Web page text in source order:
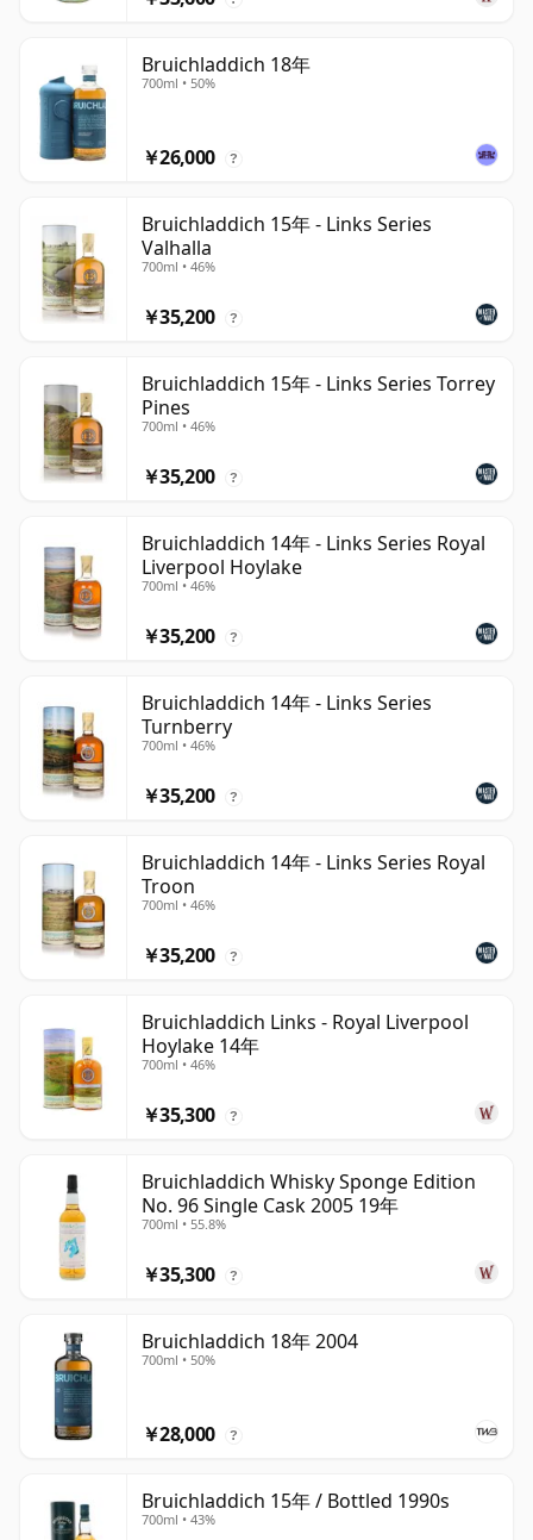
Bruichladdich 18年
700ml • 50%
￥26,000 ?
Bruichladdich 15年 - Links Series
Valhalla
700ml • 46%
￥35,200 ?
Bruichladdich 15年 - Links Series Torrey
Pines
700ml • 46%
￥35,200 ?
Bruichladdich 14年 - Links Series Royal
Liverpool Hoylake
700ml • 46%
￥35,200 ?
Bruichladdich 14年 - Links Series
Turnberry
700ml • 46%
￥35,200 ?
Bruichladdich 14年 - Links Series Royal
Troon
700ml • 46%
￥35,200 ?
Bruichladdich Links - Royal Liverpool
Hoylake 14年
700ml • 46%
￥35,300 ?
Bruichladdich Whisky Sponge Edition
No. 96 Single Cask 2005 19年
700ml • 55.8%
￥35,300 ?
Bruichladdich 18年 2004
700ml • 50%
￥28,000 ?
Bruichladdich 15年 / Bottled 1990s
700ml • 43%